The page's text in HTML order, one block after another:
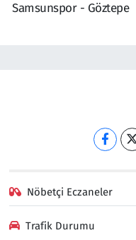
Samsunspor - Göztepe
Nöbetçi Eczaneler
Trafik Durumu